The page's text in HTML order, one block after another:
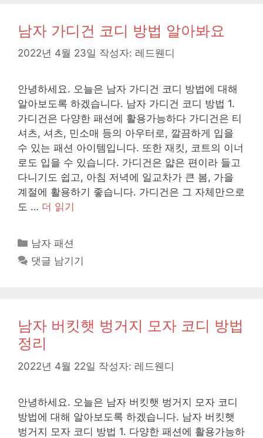
남자 가디건 코디 방법 알아봐요
2022년 4월 23일 작성자: 레드웬디
안녕하세요. 오늘은 남자 가디건 코디 방법에 대해
알아보도록 하겠습니다. 남자 가디건 코디 방법 1.
가디건은 다양한 패션에 활용가능하다 가디건은 티
셔츠, 셔츠, 민소매 등의 아우터로, 깔끔하게 입을
수 있는 패션 아이템입니다. 또한 재킷, 코트의 이너
로도 입을 수 있습니다. 가디건은 얇은 편이라 들고
다니기도 쉽고, 아침 저녁에 일교차가 큰 봄, 가을
계절에 활용하기 좋습니다. 가디건은 그 자체만으로
도 … 더 읽기
카
테
남자 패션
댓글 남기기
남자 버킷햇 벙거지 모자 코디 방법
정리
2022년 4월 22일 작성자: 레드웬디
안녕하세요. 오늘은 남자 버킷햇 벙거지 모자 코디
방법에 대해 알아보도록 하겠습니다. 남자 버킷햇
벙거지 모자 코디 방법 1. 다양한 패션에 활용가능하